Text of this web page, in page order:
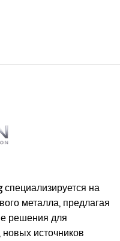
специализируется на
металла, предлагая
решения для
источников